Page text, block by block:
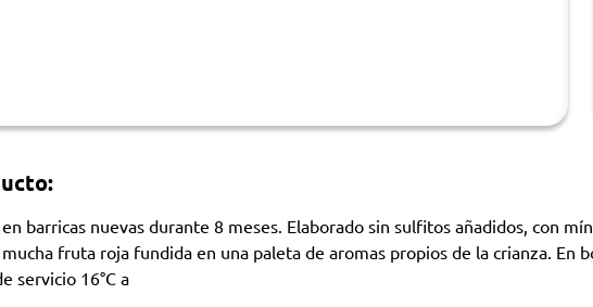
barricas nuevas durante 8 meses. Elaborado sin sulfitos añadidos, con
fruta roja fundida en una paleta de aromas propios de la crianza. En
servicio 16°C a